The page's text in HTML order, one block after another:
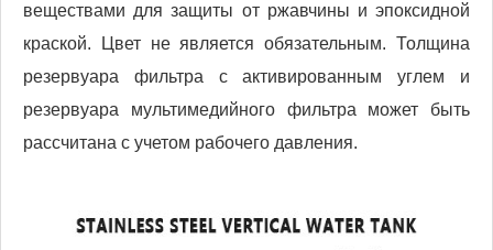
веществами для защиты от ржавчины и эпоксидной
краской. Цвет не является обязательным. Толщина
резервуара фильтра с активированным углем и
резервуара мультимедийного фильтра может быть
рассчитана с учетом рабочего давления.